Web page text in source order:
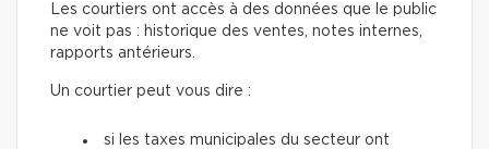
Les courtiers ont accès à des données que le public
ne voit pas : historique des ventes, notes internes,
rapports antérieurs.
Un courtier peut vous dire :
si les taxes municipales du secteur ont